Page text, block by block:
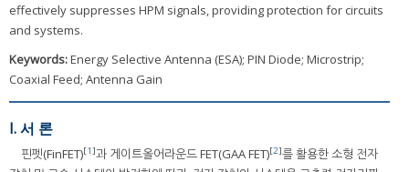
effectively suppresses HPM signals, providing protection for circuits
and systems.
Keywords:Energy Selective Antenna (ESA); PIN Diode; Microstrip;
Coaxial Feed; Antenna Gain
I. 서 론
핀펫(FinFET)[1]과 게이트올어라운드 FET(GAA FET)[2]를 활용한 소형 전자